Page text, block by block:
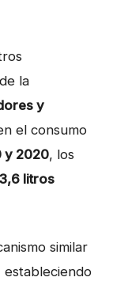
la
y
el consumo
y 2020, los
litros
similar
estableciendo